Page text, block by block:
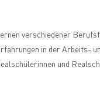
verschiedener
in der Arbeits-
und